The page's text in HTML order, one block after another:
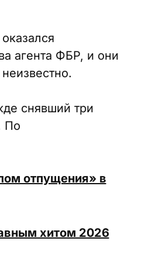
агента ФБР, и они
снявший три
По
отпущения» в
хитом 2026